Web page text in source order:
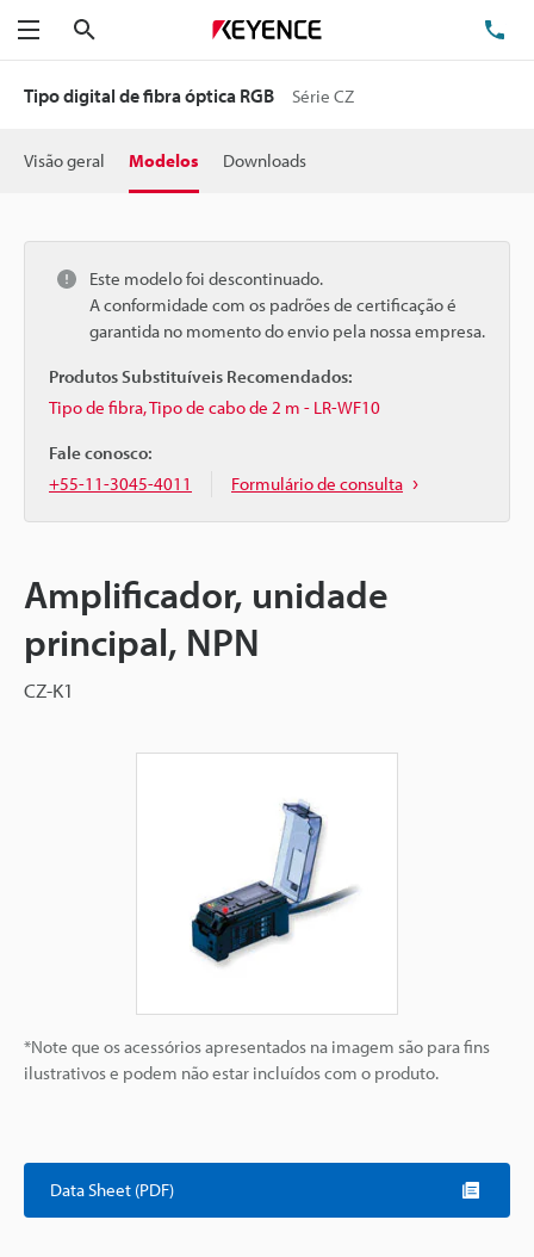
Menu
Tipo digital de fibra óptica RGB Série CZ
Visão geral Modelos Downloads
Este modelo foi descontinuado.
A conformidade com os padrões de certificação é
garantida no momento do envio pela nossa empresa.
Produtos Substituíveis Recomendados:
Tipo de fibra, Tipo de cabo de 2 m - LR-WF10
Fale conosco:
+55-11-3045-4011
Formulário de consulta
Amplificador, unidade
principal, NPN
CZ-K1
*Note que os acessórios apresentados na imagem são para fins
ilustrativos e podem não estar incluídos com o produto.
Data Sheet (PDF)